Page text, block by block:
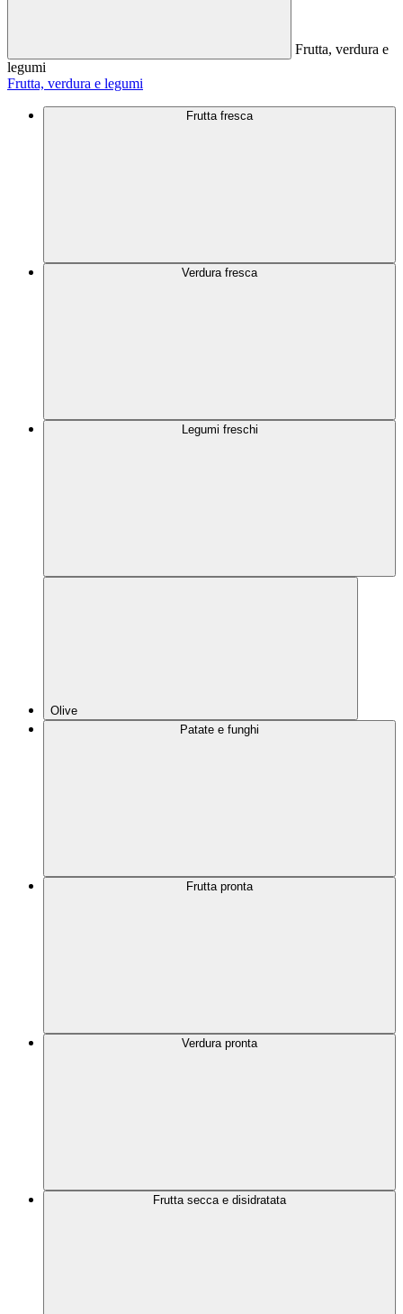
Frutta, verdura e
legumi
Frutta, verdura e legumi
Frutta fresca
Verdura fresca
Legumi freschi
Olive
Patate e funghi
Frutta pronta
Verdura pronta
Frutta secca e disidratata